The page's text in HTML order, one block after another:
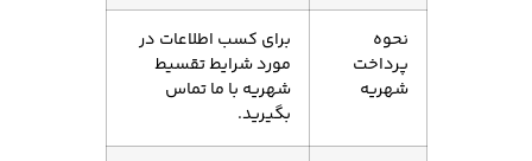
نحوه
پرداخت
شهریه
برای کسب اطلاعات در
مورد شرایط تقسیط
شهریه با ما تماس
بگیرید.